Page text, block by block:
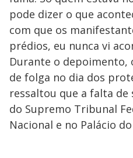
pode dizer o que
com que os
prédios, eu nunca vi
Durante o depoimento,
de folga no dia dos
ressaltou que a falta de
do Supremo Tribunal
Nacional e no Palácio